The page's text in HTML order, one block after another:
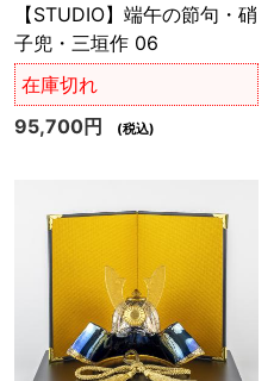
【STUDIO】端午の節句・硝
子兜・三垣作 06
在庫切れ
95,700円
(税込)